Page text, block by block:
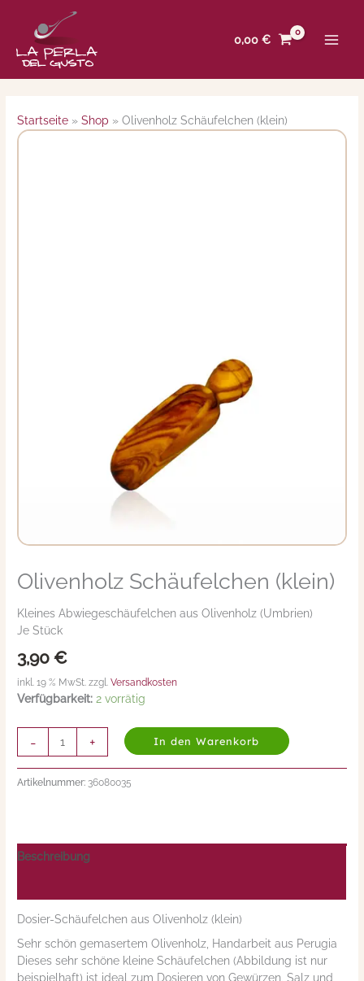
springen
0,00€
Startseite »Shop »Olivenholz Schäufelchen (klein)
Olivenholz Schäufelchen (klein)
Kleines Abwiegeschäufelchen aus Olivenholz (Umbrien)
Je Stück
3,90€
inkl. 19 % MwSt. zzgl.Versandkosten
Verfügbarkeit: 2 vorrätig
-
Olivenholz
Schäufelchen
(klein)
Menge
+ In den Warenkorb
Artikelnummer: 36080035
Beschreibung
Dosier-Schäufelchen aus Olivenholz (klein)
Sehr schön gemasertem Olivenholz, Handarbeit aus Perugia
Dieses sehr schöne kleine Schäufelchen (Abbildung ist nur
beispielhaft) ist ideal zum Dosieren von Gewürzen, Salz und